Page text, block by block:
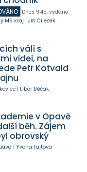
Dnes 9:45, vydáno
MS kraj | Jiří Cileček
válí s
videi, na
Petr Kotvald
| Libor Běčák
v Opavě
běh. Zájem
obrovský
| Yvona Fajtová